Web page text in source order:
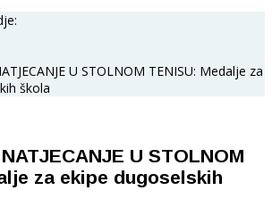
U STOLNOM TENISU: Medalje za
škola
U STOLNOM
za ekipe dugoselskih